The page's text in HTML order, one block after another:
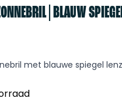
| BLAUW
met blauwe spiegel